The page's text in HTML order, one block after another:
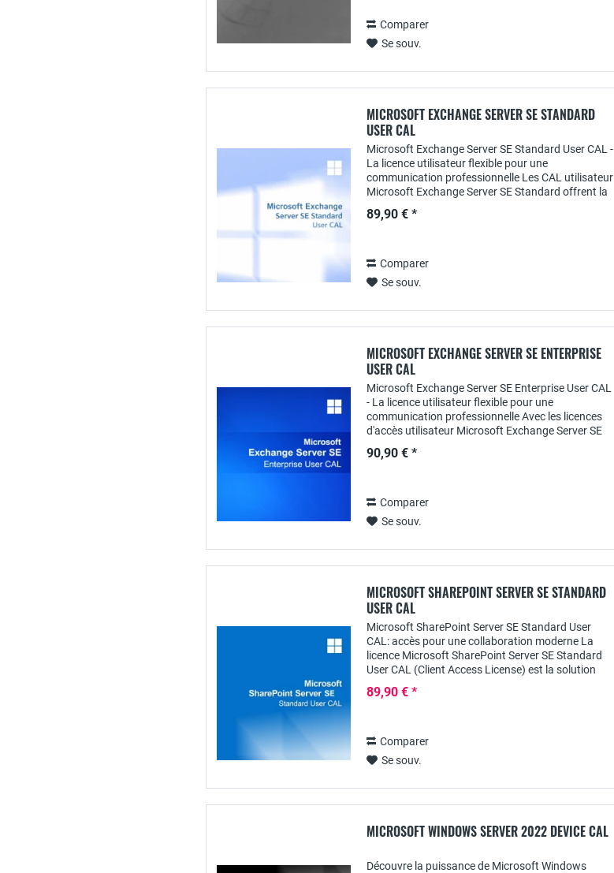
Comparer
Se souv.
MICROSOFT EXCHANGE SERVER SE STANDARD
USER CAL
Microsoft Exchange Server SE Standard User CAL -
La licence utilisateur flexible pour une
communication professionnelle Les CAL utilisateur
Microsoft Exchange Server SE Standard offrent la
89,90 € *
Comparer
Se souv.
MICROSOFT EXCHANGE SERVER SE ENTERPRISE
USER CAL
Microsoft Exchange Server SE Enterprise User CAL
- La licence utilisateur flexible pour une
communication professionnelle Avec les licences
d'accès utilisateur Microsoft Exchange Server SE
90,90 € *
Comparer
Se souv.
MICROSOFT SHAREPOINT SERVER SE STANDARD
USER CAL
Microsoft SharePoint Server SE Standard User
CAL: accès pour une collaboration moderne La
licence Microsoft SharePoint Server SE Standard
User CAL (Client Access License) est la solution
89,90 € *
Comparer
Se souv.
MICROSOFT WINDOWS SERVER 2022 DEVICE CAL
Découvre la puissance de Microsoft Windows